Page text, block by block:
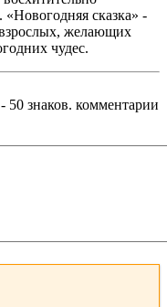
сказка» -
желающих
чудес.
знаков. комментарии